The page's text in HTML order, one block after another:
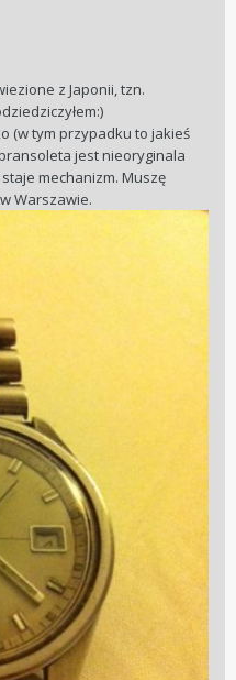
z Japonii, tzn.
(w tym przypadku to jakieś
jest nieoryginala
mechanizm. Muszę
Warszawie.